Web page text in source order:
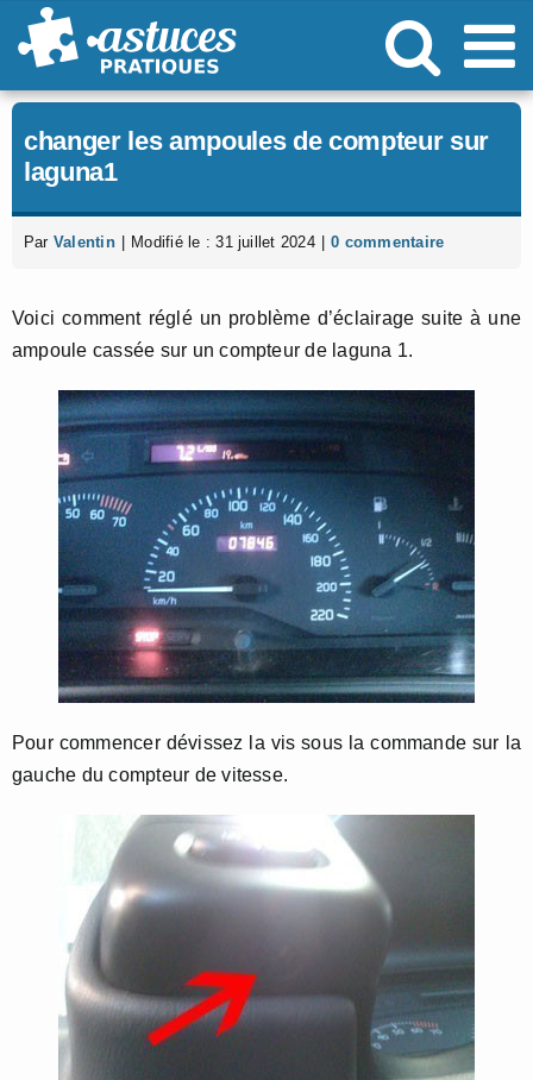
Passer
au
changer les ampoules de compteur sur
laguna1
Par Valentin Modifié le : 31 juillet 2024 0 commentaire
Voici comment réglé un problème d’éclairage suite à une
ampoule cassée sur un compteur de laguna 1.
Pour commencer dévissez la vis sous la commande sur la
gauche du compteur de vitesse.